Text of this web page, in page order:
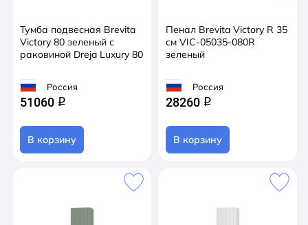
Тумба подвесная Brevita
Victory 80 зеленый с
раковиной Dreja Luxury 80
Россия
51060 q
В корзину
Пенал Brevita Victory R 35
см VIC-05035-080R
зеленый
Россия
28260 q
В корзину